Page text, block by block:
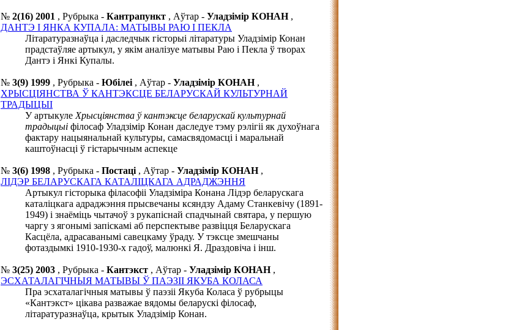
№ 2(16) 2001 , Рубрыка - Кантрапункт , Аўтар - Уладзімір КОНАН ,
ДАНТЭ І ЯНКА КУПАЛА: МАТЫВЫ РАЮ І ПЕКЛА
Літаратуразнаўца і даследчык гісторыі літаратуры Уладзімір Конан
прадстаўляе артыкул, у якім аналізуе матывы Раю і Пекла ў творах
Дантэ і Янкі Купалы.
№ 3(9) 1999 , Рубрыка - Юбілеі , Аўтар - Уладзімір КОНАН ,
ХРЫСЦІЯНСТВА Ў КАНТЭКСЦЕ БЕЛАРУСКАЙ КУЛЬТУРНАЙ
ТРАДЫЦЫІ
У артыкуле Хрысціянства ў кантэксце беларускай культурнай
традыцыі філосаф Уладзімір Конан даследуе тэму рэлігіі як духоўнага
фактару нацыянальнай культуры, самасвядомасці і маральнай
каштоўнасці ў гістарычным аспекце
№ 3(6) 1998 , Рубрыка - Постаці , Аўтар - Уладзімір КОНАН ,
ЛІДЭР БЕЛАРУСКАГА КАТАЛІЦКАГА АДРАДЖЭННЯ
Артыкул гісторыка філасофіі Уладзіміра Конана Лідэр беларускага
каталіцкага адраджэння прысвечаны ксяндзу Адаму Станкевічу (1891-
1949) і знаёміць чытачоў з рукапіснай спадчынай святара, у першую
чаргу з ягонымі запіскамі аб перспектыве развіцця Беларускага
Касцёла, адрасаванымі савецкаму ўраду. У тэксце змешчаны
фотаздымкі 1910-1930-х гадоў, малюнкі Я. Драздовіча і інш.
№ 3(25) 2003 , Рубрыка - Кантэкст , Аўтар - Уладзімір КОНАН ,
ЭСХАТАЛАГІЧНЫЯ МАТЫВЫ Ў ПАЭЗІІ ЯКУБА КОЛАСА
Пра эсхаталагічныя матывы ў паэзіі Якуба Коласа ў рубрыцы
«Кантэкст» цікава разважае вядомы беларускі філосаф,
літаратуразнаўца, крытык Уладзімір Конан.